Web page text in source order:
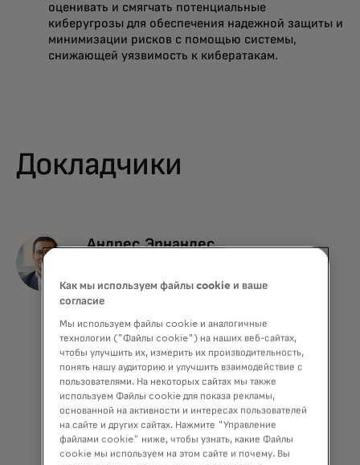
оценивать и смягчать потенциальные
киберугрозы для обеспечения надежной защиты и
минимизации рисков с помощью системы,
снижающей уязвимость к кибератакам.
Докладчики
Андрес Эрнандес
Управляющий
консультант, CISM,
CTPRP, CCSK,
консультационные
услуги по
кибербезопасности,
Латинская Америка
и Карибский
бассейн
Как мы используем файлы cookie и ваше
согласие
Мы используем файлы cookie и аналогичные
технологии ("Файлы cookie") на наших веб-сайтах,
чтобы улучшить их, измерить их производительность,
понять нашу аудиторию и улучшить взаимодействие с
пользователями. На некоторых сайтах мы также
используем Файлы cookie для показа рекламы,
основанной на активности и интересах пользователей
на сайте и других сайтах. Нажмите "Управление
файлами cookie" ниже, чтобы узнать, какие Файлы
cookie мы используем на этом сайте и почему. Вы